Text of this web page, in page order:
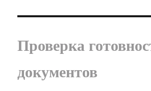
Проверка
документов